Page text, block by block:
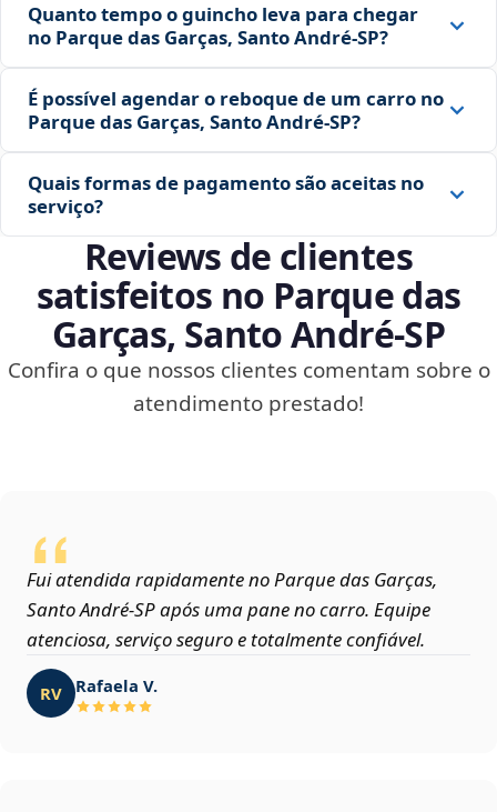
Quanto tempo o guincho leva para chegar
no Parque das Garças, Santo André‑SP?
É possível agendar o reboque de um carro no
Parque das Garças, Santo André‑SP?
Quais formas de pagamento são aceitas no
serviço?
Reviews de clientes
satisfeitos no Parque das
Garças, Santo André‑SP
Confira o que nossos clientes comentam sobre o
atendimento prestado!
Fui atendida rapidamente no Parque das Garças,
Santo André‑SP após uma pane no carro. Equipe
atenciosa, serviço seguro e totalmente confiável.
RV Rafaela V.